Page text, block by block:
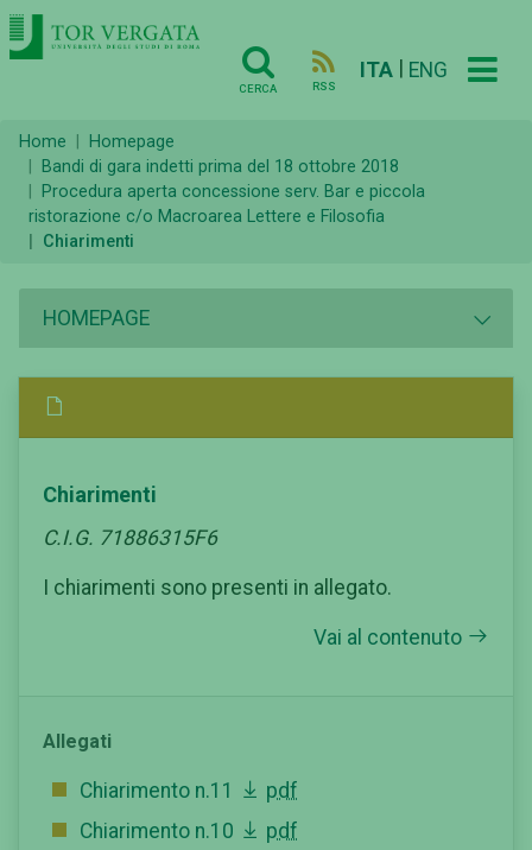
CERCA RSS
ITA ENG
Home
Homepage
Bandi di gara indetti prima del 18 ottobre 2018
Procedura aperta concessione serv. Bar e piccola
ristorazione c/o Macroarea Lettere e Filosofia
Chiarimenti
HOMEPAGE
Chiarimenti
C.I.G. 71886315F6
I chiarimenti sono presenti in allegato.
Vai al contenuto
Allegati
Chiarimento n.11
pdf
Chiarimento n.10
pdf